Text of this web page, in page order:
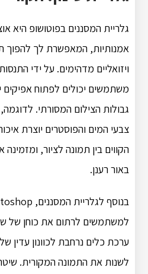
גלריית המסננים בפוטושופ היא
אמנותיות, המאפשרת לך להפוך
ויזואליים מדהימים. על ידי
משתמשים יכולים לפתוח אפיקים
גבולות הצילום המסורתי.
צבעי המים והפוסטרים יוצרת
הקווים בין תמונה לציור,
באור רענן.
למשתמשים לרתום את כוחן של
ערכת כלים נרחבת לכוונון עדין של
לשנות את התמונה המקורית.